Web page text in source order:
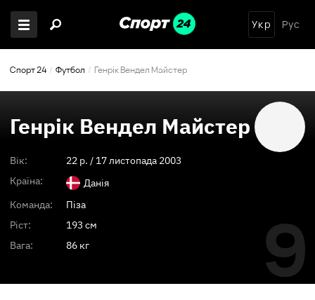
Укр Рус
Спорт 24 Футбол Генрік Вендел Майстер
Генрік Вендел Майстер
Вік: 22 p. / 17 листопада 2003
Країна:
Данія
Команда:
Піза
Ріст:
193 см
Вага:
86 кг 9